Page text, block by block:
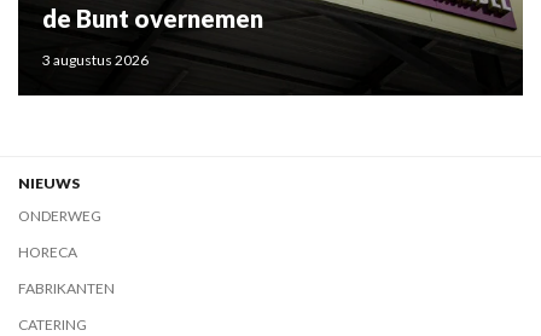
de Bunt overnemen
3 augustus 2026
NIEUWS
ONDERWEG
HORECA
FABRIKANTEN
CATERING